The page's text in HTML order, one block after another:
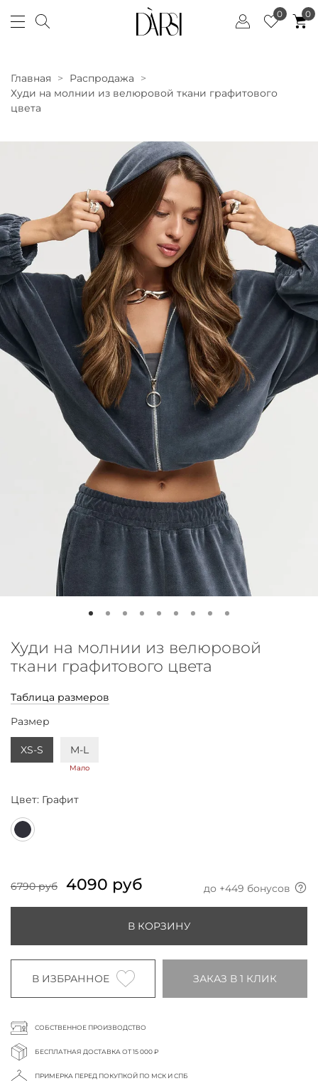
0 0
Главная
Распродажа
Худи на молнии из велюровой ткани графитового
цвета
Худи на молнии из велюровой
ткани графитового цвета
Таблица размеров
Размер
XS-S M-L
Мало
Цвет: Графит
6790 руб 4090 руб до +449 бонусов
В КОРЗИНУ
В ИЗБРАННОЕ ЗАКАЗ В 1 КЛИК
СОБСТВЕННОЕ ПРОИЗВОДСТВО
БЕСПЛАТНАЯ ДОСТАВКА ОТ 15 000 ₽
ПРИМЕРКА ПЕРЕД ПОКУПКОЙ ПО МСК И СПБ